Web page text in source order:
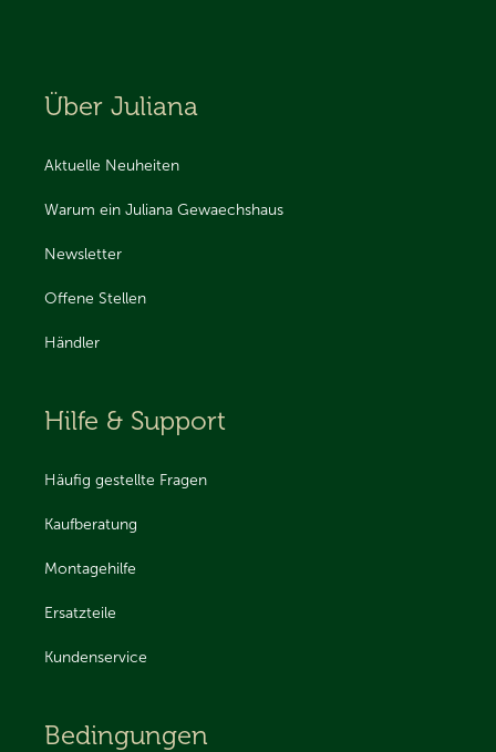
Über Juliana
Aktuelle Neuheiten
Warum ein Juliana Gewaechshaus
Newsletter
Offene Stellen
Händler
Hilfe & Support
Häufig gestellte Fragen
Kaufberatung
Montagehilfe
Ersatzteile
Kundenservice
Bedingungen